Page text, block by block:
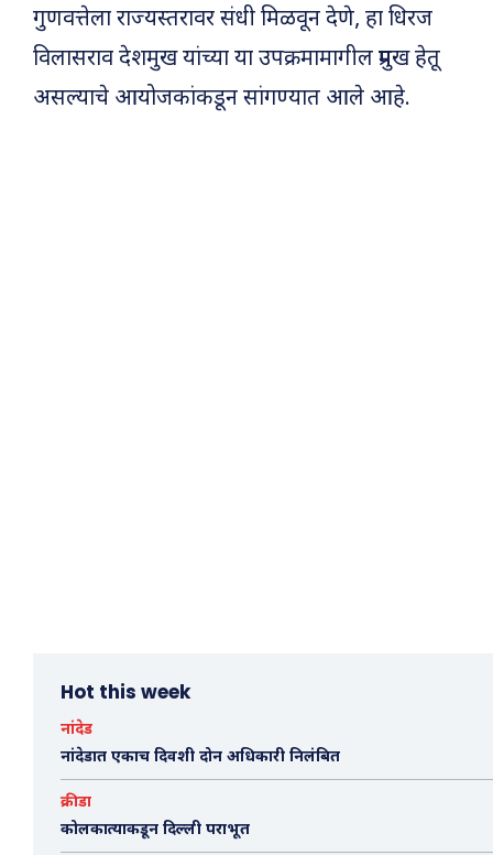
गुणवत्तेला राज्यस्तरावर संधी मिळवून देणे, हा धिरज
विलासराव देशमुख यांच्या या उपक्रमामागील प्रमुख हेतू
असल्याचे आयोजकांकडून सांगण्यात आले आहे.
Hot this week
नांदेड
नांदेडात एकाच दिवशी दोन अधिकारी निलंबित
क्रीडा
कोलकात्याकडून दिल्ली पराभूत